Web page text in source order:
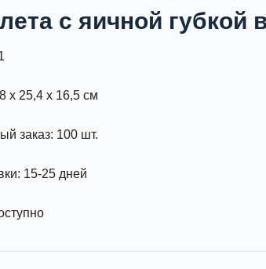
с яичной губкой
x 25,4 x 16,5 см
заказ: 100 шт.
15-25 дней